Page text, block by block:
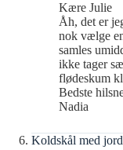
Kære Julie
Åh, det er
nok vælge
samles
ikke tager
flødeskum
Bedste
Nadia
Koldskål med